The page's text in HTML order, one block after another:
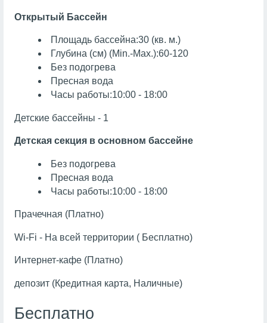
Открытый Бассейн
Площадь бассейна:30 (кв. м.)
Глубина (см) (Min.-Max.):60-120
Без подогрева
Пресная вода
Часы работы:10:00 - 18:00
Детские бассейны - 1
Детская секция в основном бассейне
Без подогрева
Пресная вода
Часы работы:10:00 - 18:00
Прачечная (Платно)
Wi-Fi - На всей территории ( Бесплатно)
Интернет-кафе (Платно)
депозит (Кредитная карта, Наличные)
Бесплатно